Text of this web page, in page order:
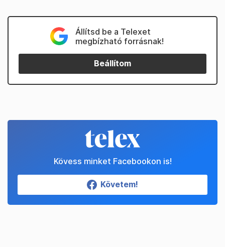
Állítsd be a Telexet
megbízható forrásnak!
Beállítom
Kövess minket Facebookon is!
Követem!